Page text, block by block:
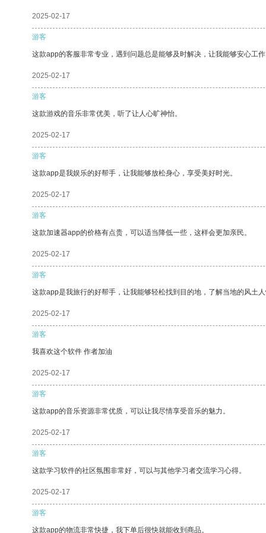
2025-02-17
游客
这款app的客服非常专业，遇到问题总是能够及时解决，让我能够安心工
2025-02-17
游客
这款游戏的音乐非常优美，听了让人心旷神怡。
2025-02-17
游客
这款app是我娱乐的好帮手，让我能够放松身心，享受美好时光。
2025-02-17
游客
这款加速器app的价格有点贵，可以适当降低一些，这样会更加亲民。
2025-02-17
游客
这款app是我旅行的好帮手，让我能够轻松找到目的地，了解当地的风土
2025-02-17
游客
我喜欢这个软件 作者加油
2025-02-17
游客
这款app的音乐资源非常优质，可以让我尽情享受音乐的魅力。
2025-02-17
游客
这款学习软件的社区氛围非常好，可以与其他学习者交流学习心得。
2025-02-17
游客
这款app的物流非常快捷，我下单后很快就能收到商品。